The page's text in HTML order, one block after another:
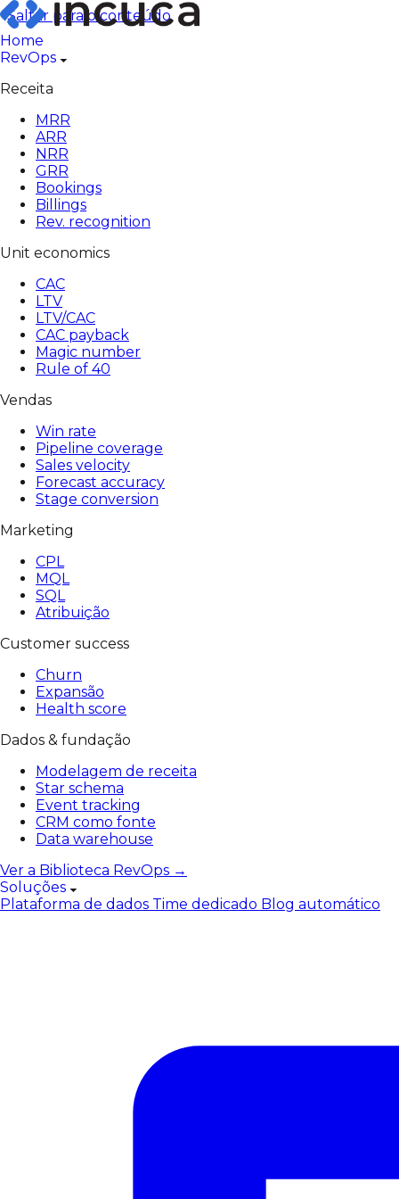
Pular
para
o
conteúdo
Saltar para o conteúdo
Home
RevOps
Receita
MRR
ARR
NRR
GRR
Bookings
Billings
Rev. recognition
Unit economics
CAC
LTV
LTV/CAC
CAC payback
Magic number
Rule of 40
Vendas
Win rate
Pipeline coverage
Sales velocity
Forecast accuracy
Stage conversion
Marketing
CPL
MQL
SQL
Atribuição
Customer success
Churn
Expansão
Health score
Dados & fundação
Modelagem de receita
Star schema
Event tracking
CRM como fonte
Data warehouse
Ver a Biblioteca RevOps →
Soluções
Plataforma de dados Time dedicado Blog automático